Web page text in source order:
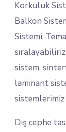
Korkuluk
Balkon
Sistemi,
sistem,
laminant
sistemlerimiz
Dış cephe